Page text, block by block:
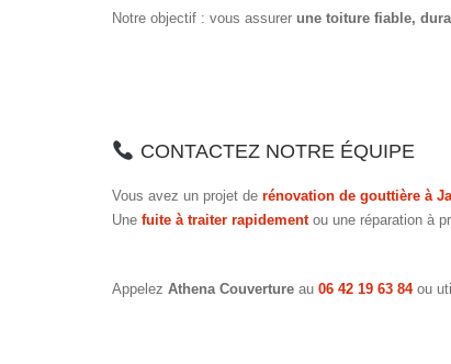
Notre objectif : vous assurer une toiture fiable,
CONTACTEZ NOTRE ÉQUIPE
Vous avez un projet de rénovation de gouttière à
Une fuite à traiter rapidement ou une réparation à
Appelez Athena Couverture au 06 42 19 63 84ou